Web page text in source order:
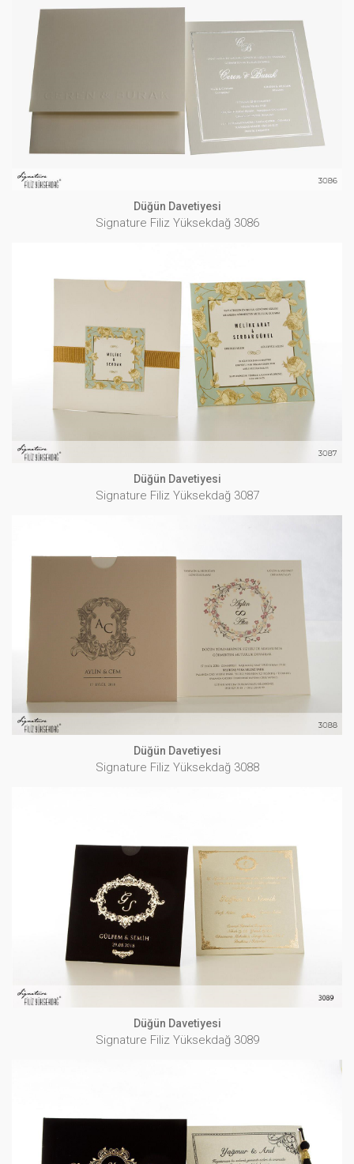
Düğün Davetiyesi
Signature Filiz Yüksekdağ 3086
İNCELE
Düğün Davetiyesi
Signature Filiz Yüksekdağ 3086
Düğün Davetiyesi
Signature Filiz Yüksekdağ 3087
İNCELE
Düğün Davetiyesi
Signature Filiz Yüksekdağ 3087
Düğün Davetiyesi
Signature Filiz Yüksekdağ 3088
Düğün Davetiyesi
Signature Filiz Yüksekdağ 3088
Düğün Davetiyesi
Signature Filiz Yüksekdağ 3089
İNCELE
Düğün Davetiyesi
Signature Filiz Yüksekdağ 3089
Düğün Davetiyesi
Signature Filiz Yüksekdağ 3090